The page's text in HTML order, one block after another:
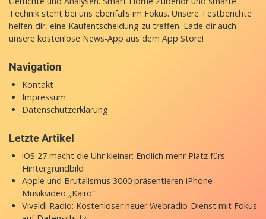
Technik steht bei uns ebenfalls im Fokus. Unsere Testberichte
helfen dir, eine Kaufentscheidung zu treffen. Lade dir auch
unsere kostenlose News-App aus dem App Store!
Navigation
Kontakt
Impressum
Datenschutzerklärung
Letzte Artikel
iOS 27 macht die Uhr kleiner: Endlich mehr Platz fürs
Hintergrundbild
Apple und Brutalismus 3000 präsentieren iPhone-
Musikvideo „Kairo“
Vivaldi Radio: Kostenloser neuer Webradio-Dienst mit Fokus